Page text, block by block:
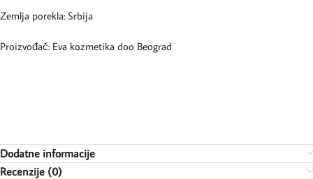
Zemlja porekla: Srbija
Proizvođač: Eva kozmetika doo Beograd
Dodatne informacije
Recenzije (0)